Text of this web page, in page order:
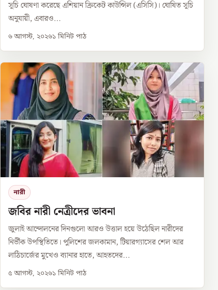
সূচি ঘোষণা করেছে এশিয়ান ক্রিকেট কাউন্সিল (এসিসি)। ঘোষিত সূচি
অনুযায়ী, এবারও...
৬ আগস্ট, ২০২৬১ মিনিট পাঠ
নারী
জবির নারী নেত্রীদের ভাবনা
জুলাই আন্দোলনের দিনগুলো আরও উত্তাল হয়ে উঠেছিল নারীদের
নির্ভীক উপস্থিতিতে। পুলিশের জলকামান, টিয়ারগ্যাসের শেল আর
লাঠিচার্জের মুখেও ব্যানার হাতে, আহতদের...
৫ আগস্ট, ২০২৬১ মিনিট পাঠ